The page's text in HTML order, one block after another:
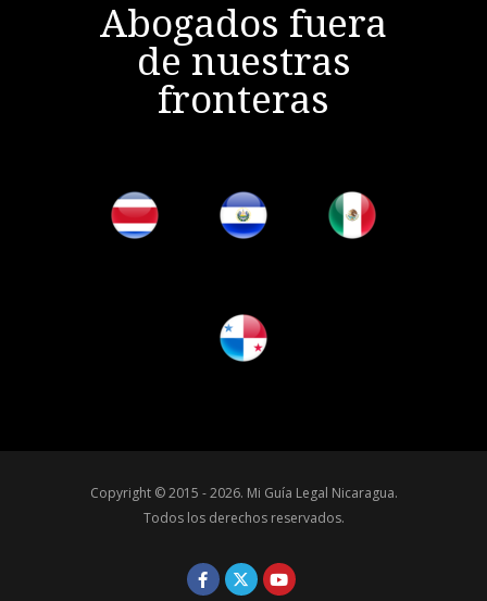
Abogados fuera
de nuestras
fronteras
Copyright © 2015 - 2026. Mi Guía Legal Nicaragua.
Todos los derechos reservados.